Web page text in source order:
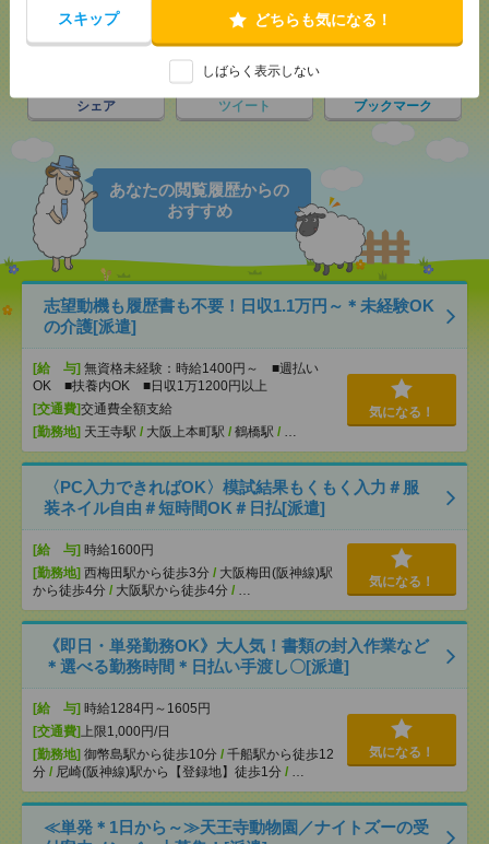
スキップ どちらも気になる！
しばらく表示しない
メール LINEで送る
シェア ツイート ブックマーク
あなたの閲覧履歴からの
おすすめ
志望動機も履歴書も不要！日収1.1万円～＊未経験OK
の介護[派遣]
[給 与] 無資格未経験：時給1400円～ ■週払い
OK ■扶養内OK ■日収1万1200円以上
[交通費]交通費全額支給
[勤務地] 天王寺駅 / 大阪上本町駅 / 鶴橋駅 / …
気になる！
〈PC入力できればOK〉模試結果もくもく入力＃服
装ネイル自由＃短時間OK＃日払[派遣]
[給 与] 時給1600円
[勤務地] 西梅田駅から徒歩3分 / 大阪梅田(阪神線)駅
から徒歩4分 / 大阪駅から徒歩4分 / …
気になる！
《即日・単発勤務OK》大人気！書類の封入作業など
＊選べる勤務時間＊日払い手渡し〇[派遣]
[給 与] 時給1284円～1605円
[交通費] 上限1,000円/日
[勤務地] 御幣島駅から徒歩10分 / 千船駅から徒歩12
分 / 尼崎(阪神線)駅から【登録地】徒歩1分 / …
気になる！
≪単発＊1日から～≫天王寺動物園／ナイトズーの受